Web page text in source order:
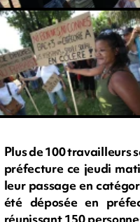
Plus de 100 travailleurs
préfecture ce jeudi
leur passage en
été déposée en